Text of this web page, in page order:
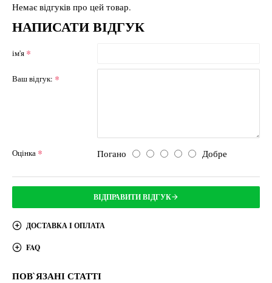
Немає відгуків про цей товар.
НАПИСАТИ ВІДГУК
ім'я
Ваш відгук:
Оцінка Погано Добре
ВІДПРАВИТИ ВІДГУК
ДОСТАВКА І ОПЛАТА
FAQ
ПОВ`ЯЗАНІ СТАТТІ